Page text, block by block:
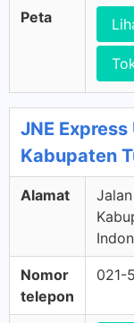
Peta
JNE
Kabupaten
Alamat
Nomor
telepon
021-